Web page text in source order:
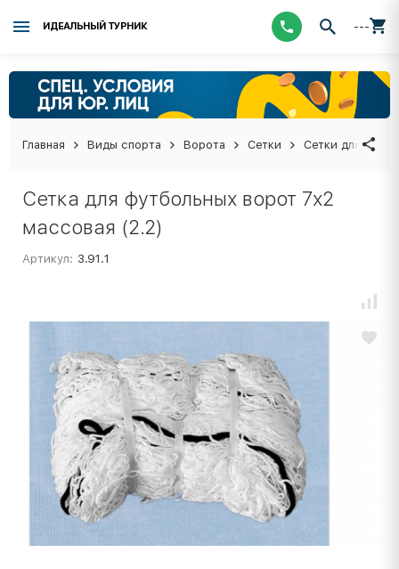
ИДЕАЛЬНЫЙ ТУРНИК ---
Главная Виды спорта Ворота Сетки Сетки для
Сетка для футбольных ворот 7х2
массовая (2.2)
Артикул: 3.91.1